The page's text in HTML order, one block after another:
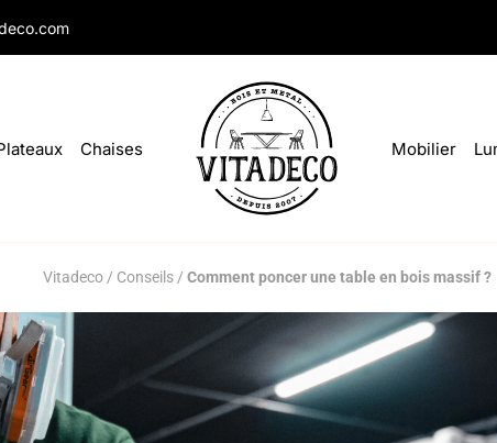
Chaises Mobilier
Vitadeco / Conseils / Comment poncer une table en bois massif ?